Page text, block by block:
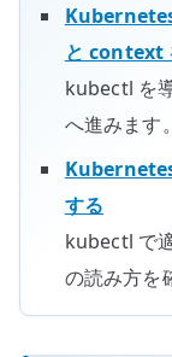
と context
kubectl を
へ進みます。
する
kubectl で
の読み方を